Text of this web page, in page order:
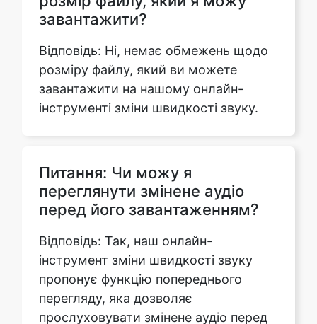
розміру файлу, який ви можете
завантажити на нашому онлайн-
інструменті зміни швидкості звуку.
Питання: Чи можу я
Відповідь: Так, наш онлайн-
інструмент зміни швидкості звуку
пропонує функцію попереднього
перегляду, яка дозволяє
прослуховувати змінене аудіо перед
завантаженням на свій пристрій.